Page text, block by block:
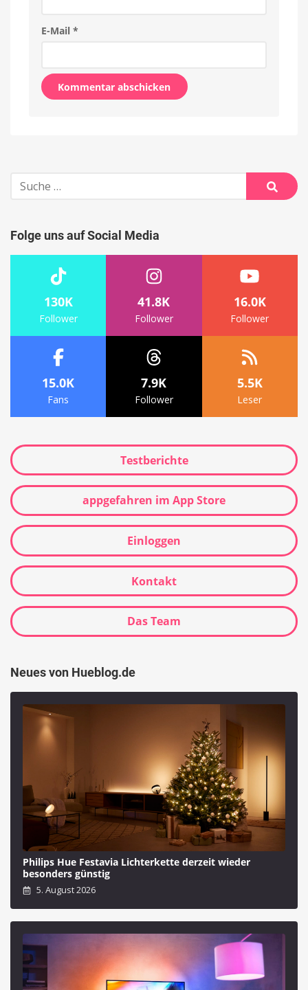
E-Mail *
Suche
nach:
Suche
Folge uns auf Social Media
130K
Follower
41.8K
Follower
16.0K
Follower
15.0K
Fans
7.9K
Follower
5.5K
Leser
Testberichte
appgefahren im App Store
Einloggen
Kontakt
Das Team
Neues von Hueblog.de
Philips Hue Festavia Lichterkette derzeit wieder
besonders günstig
5. August 2026